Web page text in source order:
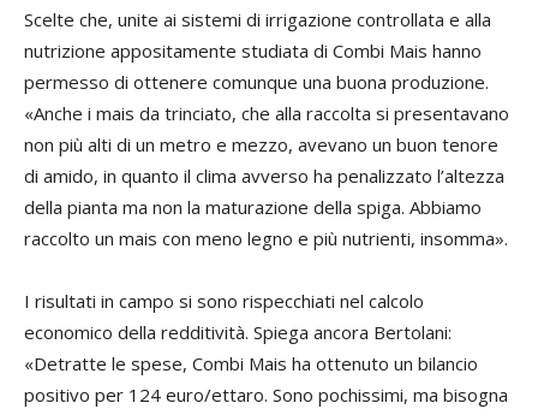
Scelte che, unite ai sistemi di irrigazione controllata e alla
nutrizione appositamente studiata di Combi Mais hanno
permesso di ottenere comunque una buona produzione.
«Anche i mais da trinciato, che alla raccolta si presentavano
non più alti di un metro e mezzo, avevano un buon tenore
di amido, in quanto il clima avverso ha penalizzato l’altezza
della pianta ma non la maturazione della spiga. Abbiamo
raccolto un mais con meno legno e più nutrienti, insomma».
I risultati in campo si sono rispecchiati nel calcolo
economico della redditività. Spiega ancora Bertolani:
«Detratte le spese, Combi Mais ha ottenuto un bilancio
positivo per 124 euro/ettaro. Sono pochissimi, ma bisogna